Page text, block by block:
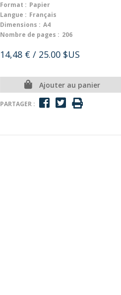
Format : Papier
Langue : Français
Dimensions : A4
Nombre de pages : 206
14,48 € / 25.00 $US
Ajouter au panier
PARTAGER :